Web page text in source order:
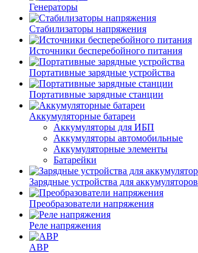
Генераторы
Стабилизаторы напряжения
Источники бесперебойного питания
Портативные зарядные устройства
Портативные зарядные станции
Аккумуляторные батареи
Аккумуляторы для ИБП
Аккумуляторы автомобильные
Аккумуляторные элементы
Батарейки
Зарядные устройства для аккумуляторов
Преобразователи напряжения
Реле напряжения
АВР